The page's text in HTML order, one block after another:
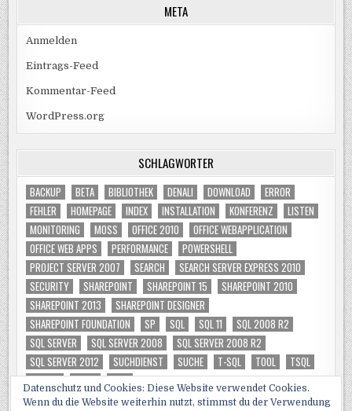
META
Anmelden
Eintrags-Feed
Kommentar-Feed
WordPress.org
SCHLAGWÖRTER
BACKUP BETA BIBLIOTHEK DENALI DOWNLOAD
ERROR
FEHLER
HOMEPAGE INDEX INSTALLATION KONFERENZ
LISTEN
MONITORING
MOSS OFFICE 2010
OFFICE WEBAPPLICATION
OFFICE WEB APPS
PERFORMANCE
POWERSHELL
PROJECT SERVER 2007
SEARCH
SEARCH SERVER EXPRESS 2010
SECURITY
SHAREPOINT SHAREPOINT 15
SHAREPOINT 2010
SHAREPOINT 2013
SHAREPOINT DESIGNER
SHAREPOINT FOUNDATION
SP SQL SQL 11
SQL 2008 R2
SQL SERVER
SQL SERVER 2008
SQL SERVER 2008 R2
SQL SERVER 2012
SUCHDIENST SUCHE T-SQL TOOL
TSQL
TUNING
VIDEO WSS
Datenschutz und Cookies: Diese Website verwendet Cookies.
Wenn du die Website weiterhin nutzt, stimmst du der Verwendung